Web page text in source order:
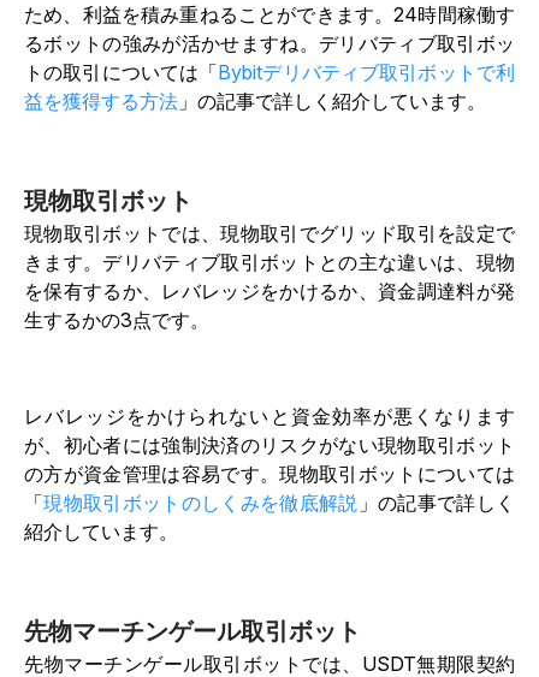
ため、利益を積み重ねることができます。24時間稼働す
るボットの強みが活かせますね。デリバティブ取引ボッ
トの取引については「Bybitデリバティブ取引ボットで利
益を獲得する方法 」の記事で詳しく紹介しています。
現物取引ボット
現物取引ボットでは、現物取引でグリッド取引を設定で
きます。デリバティブ取引ボットとの主な違いは、現物
を保有するか、レバレッジをかけるか、資金調達料が発
生するかの3点です。
レバレッジをかけられないと資金効率が悪くなります
が、初心者には強制決済のリスクがない現物取引ボット
の方が資金管理は容易です。現物取引ボットについては
「現物取引ボットのしくみを徹底解説 」の記事で詳しく
紹介しています。
先物マーチンゲール取引ボット
先物マーチンゲール取引ボットでは、USDT無期限契約